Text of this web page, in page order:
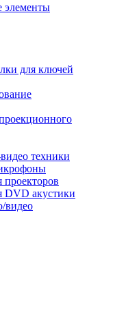
элементы
для ключей
техники
акустики
видео